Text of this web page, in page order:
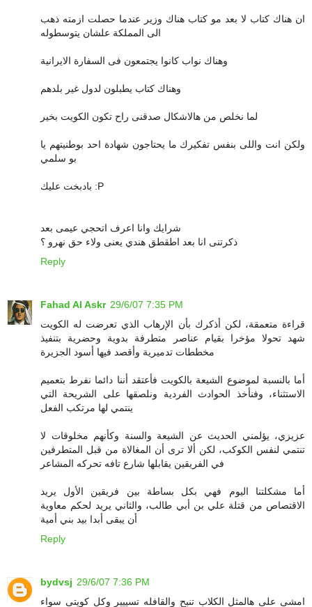
ان هناك كتاب لا بعد مو كتاب هناك وزير عندما حصلت ازمته ذهب
الى المملكة علشان يتوسطوله
وهناك نواب كانوا يجتمعون فى السفارة الايرانية
وهناك كتاب يطبلون لدول غير بلدهم
لما نخلص من هالاشكال صدقنى راح تكون الكويت بخير
ولكن انت واللى بنفس تفكيرك ما يحتاجون شهادة احد بوطنيتهم يا
بو سلمي
بادبخت عليك :P
شرايك وانا اعرف اتحجي عيمى بعد
ذكرتنى انا بعد اطقطق هندي يعنى ولاء حق نهرو ؟
Reply
Fahad Al Askr 29/6/07 7:35 PM
قراءة متعمقة، لكن أذكرك بأن الإرهاب الذي تعرضت له الكويت
شهد تحولا مؤخرا بقيام عناصر متطرفة بدوية وحضرية بتنفيذ
مخططات تدميرية وأقصد فيها أسود الجزيرة
أما بالنسبة لموضوع الشيعة بالكويت فأعتقد أننا دائما نفرط بتعميم
الاستثناء، وفنأخذ الحوادث الفردية ونلصقها على الشريحة التي
ينتمي لها مرتكب الفعل
عزيزي، يؤلمني الحديث عن الشيعة والسنة وكأنهم مخلوقات لا
تنتمي لنفس الكوكب، لكن ألا ترى أن المغالاة من قبل المتطرفين
في الفريقين يقابلها شارع تافه تحركه المشاعر
أما مشكلتنا اليوم فهي بكل بساطة بين فريقين الأول يريد
الاقتصاص من قتلة علي بن أبي طالب، والثاني يريد لحكم معاوية
أن يبقى أبدا بيد بني أمية
Reply
bydvsj 29/6/07 7:36 PM
امشى على هالمثل الكلاب تنبح والقافله تسييير وكل كويتى سواء